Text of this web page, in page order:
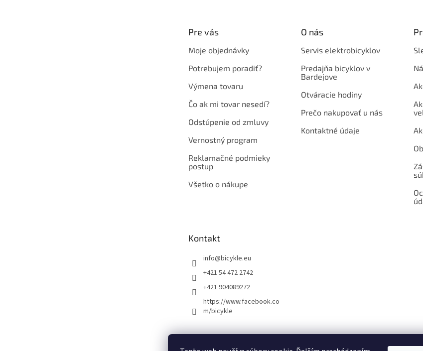
Pre vás
Moje objednávky
Potrebujem poradiť?
Výmena tovaru
Čo ak mi tovar nesedí?
Odstúpenie od zmluvy
Vernostný program
Reklamačné podmieky
postup
Všetko o nákupe
O nás
Servis elektrobicyklov
Predajňa bicyklov v
Bardejove
Otváracie hodiny
Prečo nakupovať u nás
Kontaktné údaje
Kontakt
info@bicykle.eu
+421 54 472 2742
+421 904089272
https://www.facebook.co
m/bicykle